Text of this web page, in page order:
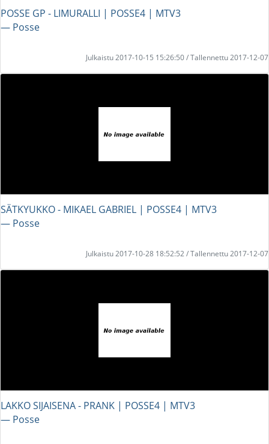
POSSE GP - LIMURALLI | POSSE4 | MTV3
― Posse
Julkaistu 2017-10-15 15:26:50 / Tallennettu 2017-12-07
SÄTKYUKKO - MIKAEL GABRIEL | POSSE4 | MTV3
― Posse
Julkaistu 2017-10-28 18:52:52 / Tallennettu 2017-12-07
LAKKO SIJAISENA - PRANK | POSSE4 | MTV3
― Posse